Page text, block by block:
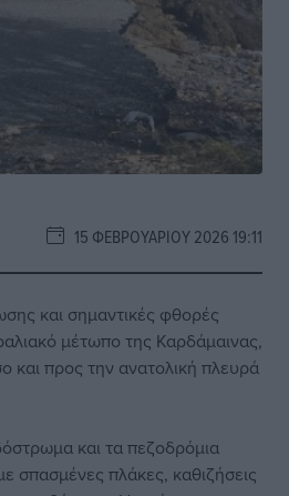
15 ΦΕΒΡΟΥΑΡΊΟΥ 2026 19:11
και σημαντικές φθορές
μέτωπο της Καρδάμαινας,
και προς την ανατολική πλευρά
και τα πεζοδρόμια
σπασμένες πλάκες, καθιζήσεις